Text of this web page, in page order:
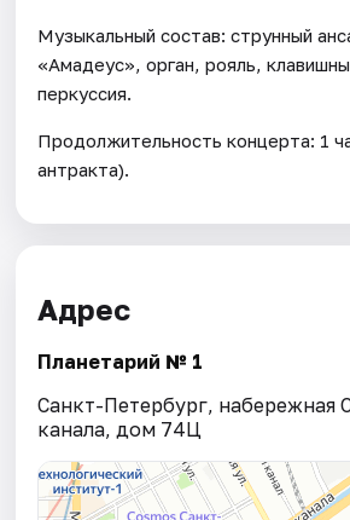
Музыкальный состав: струнный
«Амадеус», орган, рояль,
перкуссия.
Продолжительность концерта: 1
антракта).
Адрес
Планетарий № 1
Санкт-Петербург, набережная
канала, дом 74Ц